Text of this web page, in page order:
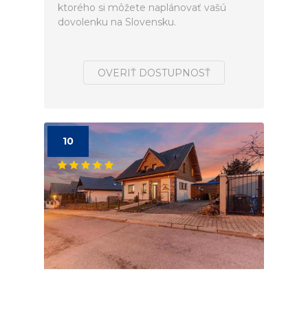
ktorého si môžete naplánovať vašú
dovolenku na Slovensku.
OVERIŤ DOSTUPNOSŤ
10